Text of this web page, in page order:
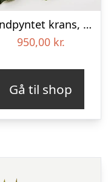
Rundpyntet krans, blå og hvid – Blomster til begravelse
950,00 kr.
Gå til shop